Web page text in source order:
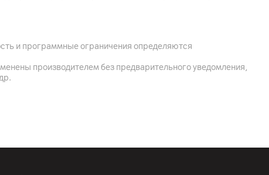
и программные ограничения определяются
производителем без предварительного уведомления,